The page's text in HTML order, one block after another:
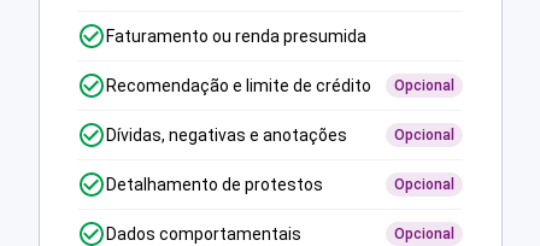
Faturamento ou renda presumida
Recomendação e limite de crédito Opcional
Dívidas, negativas e anotações Opcional
Detalhamento de protestos Opcional
Dados comportamentais Opcional